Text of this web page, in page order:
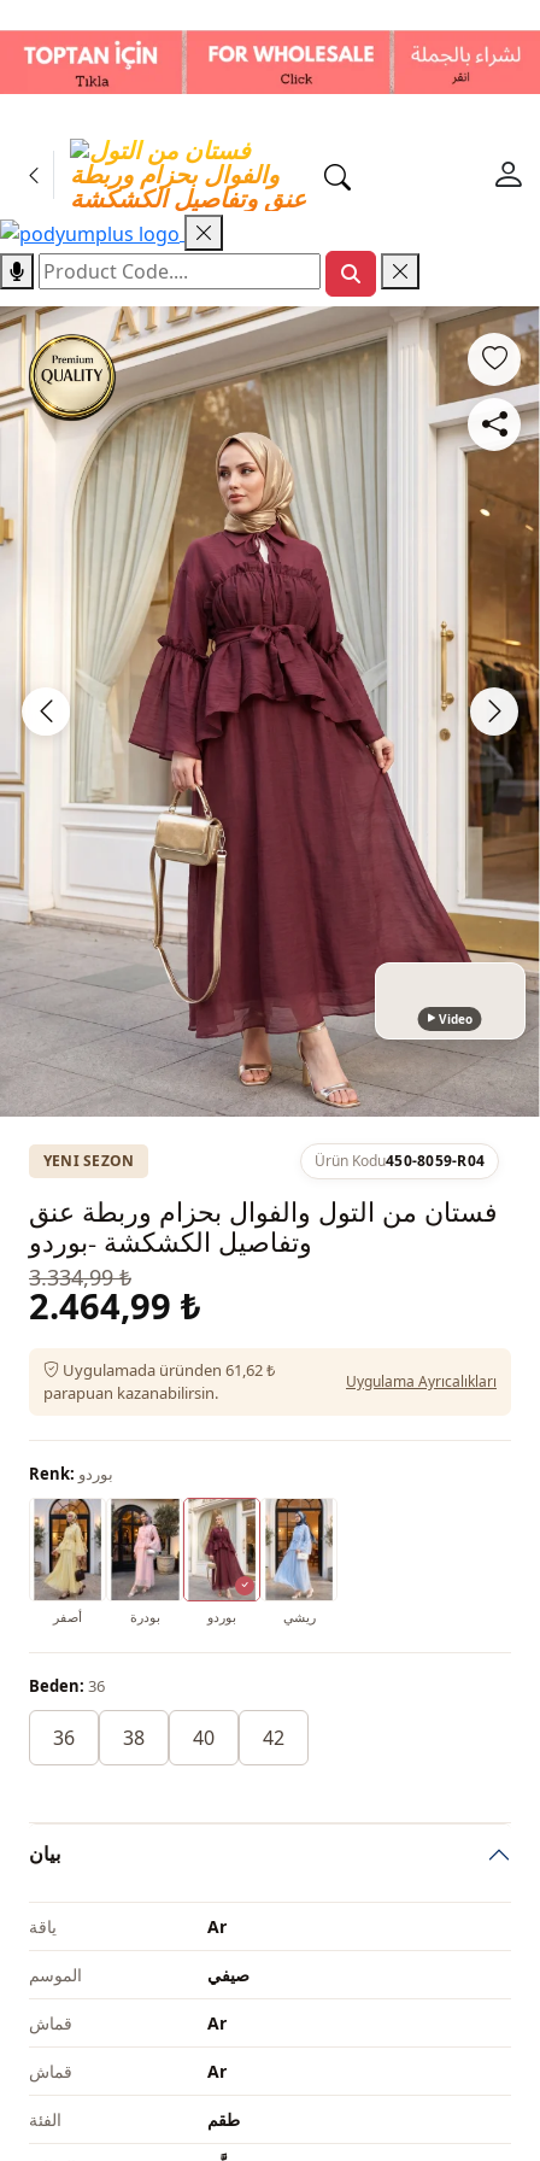
Video
YENI SEZON Ürün Kodu450-8059-R04
فستان من التول والفوال بحزام وربطة عنق
وتفاصيل الكشكشة -بوردو
3.334,99 ₺
2.464,99 ₺
Uygulamada üründen 61,62 ₺
parapuan kazanabilirsin.
Uygulama Ayrıcalıkları
Renk: بوردو
أصفر بودرة بوردو ريشي
Beden: 36
36 38 40 42
بيان
ياقة Ar
الموسم صيفي
قماش Ar
قماش Ar
الفئة طقم